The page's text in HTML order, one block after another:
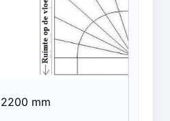
2200 mm